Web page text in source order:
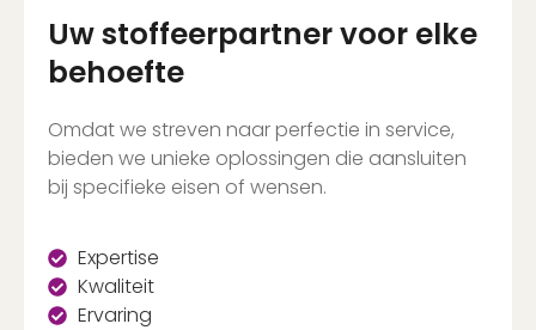
Uw stoffeerpartner voor elke
behoefte
Omdat we streven naar perfectie in service,
bieden we unieke oplossingen die aansluiten
bij specifieke eisen of wensen.
Expertise
Kwaliteit
Ervaring